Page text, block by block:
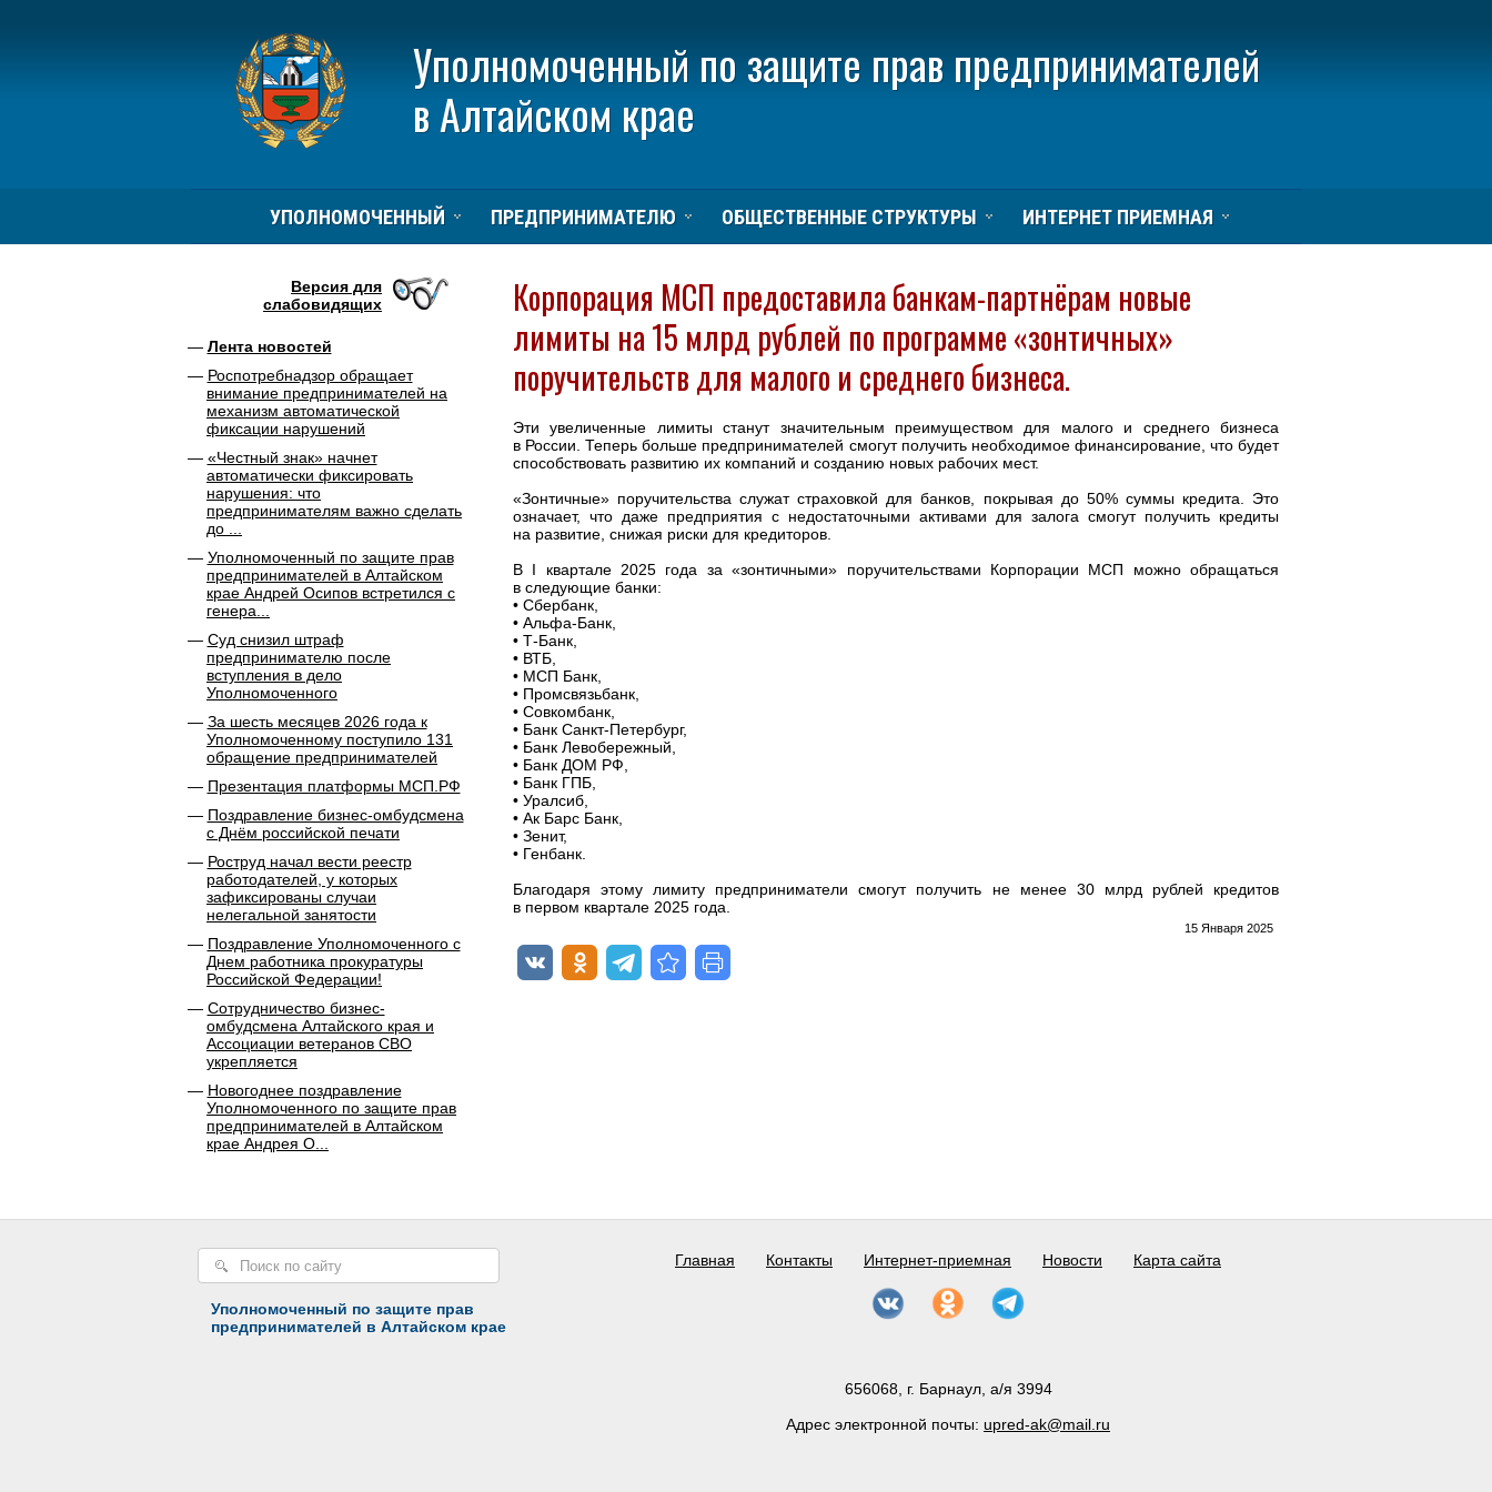
Уполномоченный по защите прав предпринимателей
в Алтайском крае
УПОЛНОМОЧЕННЫЙ ПРЕДПРИНИМАТЕЛЮ ОБЩЕСТВЕННЫЕ СТРУКТУРЫ ИНТЕРНЕТ ПРИЕМНАЯ
Версия для
слабовидящих
Лента новостей
Роспотребнадзор обращает
внимание предпринимателей на
механизм автоматической
фиксации нарушений
«Честный знак» начнет
автоматически фиксировать
нарушения: что
предпринимателям важно сделать
до ...
Уполномоченный по защите прав
предпринимателей в Алтайском
крае Андрей Осипов встретился с
генера...
Суд снизил штраф
предпринимателю после
вступления в дело
Уполномоченного
За шесть месяцев 2026 года к
Уполномоченному поступило 131
обращение предпринимателей
Презентация платформы МСП.РФ
Поздравление бизнес-омбудсмена
с Днём российской печати
Роструд начал вести реестр
работодателей, у которых
зафиксированы случаи
нелегальной занятости
Поздравление Уполномоченного с
Днем работника прокуратуры
Российской Федерации!
Сотрудничество бизнес-
омбудсмена Алтайского края и
Ассоциации ветеранов СВО
укрепляется
Новогоднее поздравление
Уполномоченного по защите прав
предпринимателей в Алтайском
крае Андрея О...
Корпорация МСП предоставила банкам-партнёрам новые
лимиты на 15 млрд рублей по программе «зонтичных»
поручительств для малого и среднего бизнеса.
Эти увеличенные лимиты станут значительным преимуществом для малого и среднего бизнеса
в России. Теперь больше предпринимателей смогут получить необходимое финансирование, что будет
способствовать развитию их компаний и созданию новых рабочих мест.
«Зонтичные» поручительства служат страховкой для банков, покрывая до 50% суммы кредита. Это
означает, что даже предприятия с недостаточными активами для залога смогут получить кредиты
на развитие, снижая риски для кредиторов.
В I квартале 2025 года за «зонтичными» поручительствами Корпорации МСП можно обращаться
в следующие банки:
• Сбербанк,
• Альфа-Банк,
• Т-Банк,
• ВТБ,
• МСП Банк,
• Промсвязьбанк,
• Совкомбанк,
• Банк Санкт-Петербург,
• Банк Левобережный,
• Банк ДОМ РФ,
• Банк ГПБ,
• Уралсиб,
• Ак Барс Банк,
• Зенит,
• Генбанк.
Благодаря этому лимиту предприниматели смогут получить не менее 30 млрд рублей кредитов
в первом квартале 2025 года.
15 Января 2025
Уполномоченный по защите прав
предпринимателей в Алтайском крае
Главная Контакты Интернет-приемная Новости Карта сайта
656068, г. Барнаул, а/я 3994
Адрес электронной почты: upred-ak@mail.ru